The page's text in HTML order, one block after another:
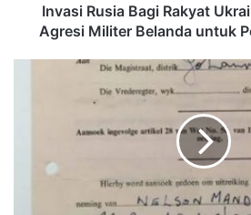
Invasi Rusia Bagi Rakyat
Agresi Militer Belanda untuk